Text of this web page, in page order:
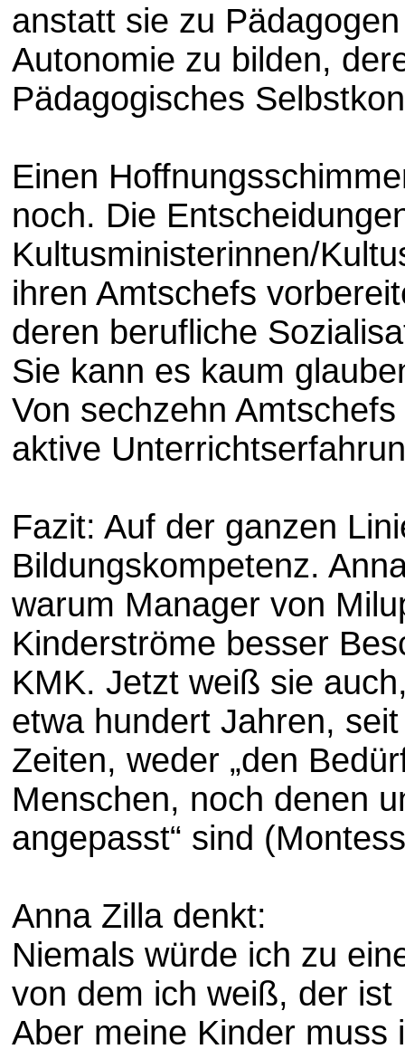
anstatt sie zu
Autonomie zu bilden,
Pädagogisches
Einen
noch. Die
Kultusministerinnen/
ihren Amtschefs
deren berufliche
Sie kann es kaum
Von sechzehn
aktive
Fazit: Auf der ganzen
Bildungskompetenz.
warum Manager von
Kinderströme besser
KMK. Jetzt weiß sie
etwa hundert Jahren,
Zeiten, weder „den
Menschen, noch denen
angepasst“ sind
Anna Zilla denkt:
Niemals würde ich zu
von dem ich weiß, der ist
Aber meine Kinder muss